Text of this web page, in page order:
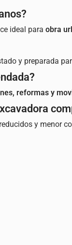
ideal para obra
y preparada
reformas y
y menor